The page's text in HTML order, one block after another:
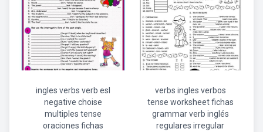
ingles verbs verb esl
negative choise
multiples tense
oraciones fichas
verbs ingles verbos
tense worksheet fichas
grammar verb inglés
regulares irregular